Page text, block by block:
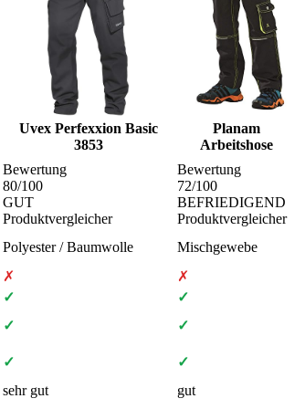
Uvex Perfexxion Basic
3853
Planam
Arbeitshose
Bewertung
80/100
GUT
Produktvergleicher
Bewertung
72/100
BEFRIEDIGEND
Produktvergleicher
Polyester / Baumwolle
Mischgewebe
✗
✗
✓
✓
✓
✓
✓
✓
sehr gut gut